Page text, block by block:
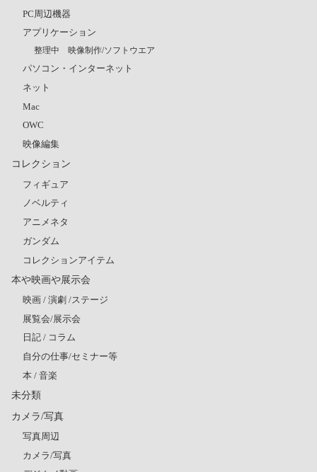
PC周辺機器
アプリケーション
整理中 映像制作/ソフトウエア
パソコン・インターネット
ネット
Mac
OWC
映像編集
コレクション
フィギュア
ノベルティ
アニメネタ
ガンダム
コレクションアイテム
本や映画や展示会
映画 / 演劇 /ステージ
展覧会/展示会
日記 / コラム
自分の仕事/セミナー等
本 / 音楽
未分類
カメラ/写真
写真周辺
カメラ/写真